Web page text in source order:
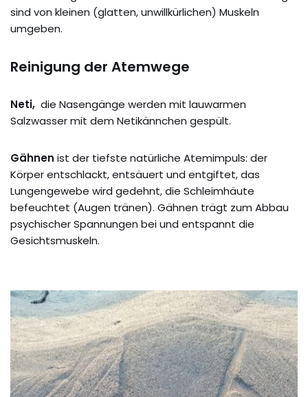
sind von kleinen (glatten, unwillkürlichen) Muskeln
umgeben.
Reinigung der Atemwege
Neti, die Nasengänge werden mit lauwarmen
Salzwasser mit dem Netikännchen gespült.
Gähnen ist der tiefste natürliche Atemimpuls: der
Körper entschlackt, entsäuert und entgiftet, das
Lungengewebe wird gedehnt, die Schleimhäute
befeuchtet (Augen tränen). Gähnen trägt zum Abbau
psychischer Spannungen bei und entspannt die
Gesichtsmuskeln.